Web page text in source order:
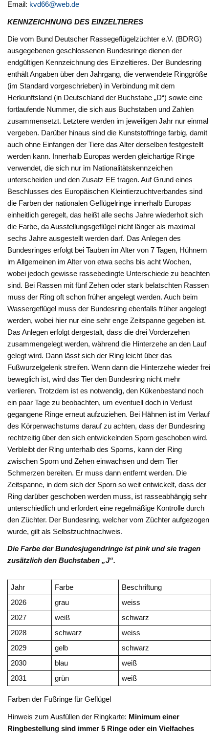
Email: kvd66@web.de
KENNZEICHNUNG DES EINZELTIERES
Die vom Bund Deutscher Rassegeflügelzüchter e.V. (BDRG)
ausgegebenen geschlossenen Bundesringe dienen der
endgültigen Kennzeichnung des Einzeltieres. Der Bundesring
enthält Angaben über den Jahrgang, die verwendete Ringgröße
(im Standard vorgeschrieben) in Verbindung mit dem
Herkunftsland (in Deutschland der Buchstabe „D“) sowie eine
fortlaufende Nummer, die sich aus Buchstaben und Zahlen
zusammensetzt. Letztere werden im jeweiligen Jahr nur einmal
vergeben. Darüber hinaus sind die Kunststoffringe farbig, damit
auch ohne Einfangen der Tiere das Alter derselben festgestellt
werden kann. Innerhalb Europas werden gleichartige Ringe
verwendet, die sich nur im Nationalitätskennzeichen
unterscheiden und den Zusatz EE tragen. Auf Grund eines
Beschlusses des Europäischen Kleintierzuchtverbandes sind
die Farben der nationalen Geflügelringe innerhalb Europas
einheitlich geregelt, das heißt alle sechs Jahre wiederholt sich
die Farbe, da Ausstellungsgeflügel nicht länger als maximal
sechs Jahre ausgestellt werden darf. Das Anlegen des
Bundesringes erfolgt bei Tauben im Alter von 7 Tagen, Hühnern
im Allgemeinen im Alter von etwa sechs bis acht Wochen,
wobei jedoch gewisse rassebedingte Unterschiede zu beachten
sind. Bei Rassen mit fünf Zehen oder stark belatschten Rassen
muss der Ring oft schon früher angelegt werden. Auch beim
Wassergeflügel muss der Bundesring ebenfalls früher angelegt
werden, wobei hier nur eine sehr enge Zeitspanne gegeben ist.
Das Anlegen erfolgt dergestalt, dass die drei Vorderzehen
zusammengelegt werden, während die Hinterzehe an den Lauf
gelegt wird. Dann lässt sich der Ring leicht über das
Fußwurzelgelenk streifen. Wenn dann die Hinterzehe wieder frei
beweglich ist, wird das Tier den Bundesring nicht mehr
verlieren. Trotzdem ist es notwendig, den Kükenbestand noch
ein paar Tage zu beobachten, um eventuell doch in Verlust
gegangene Ringe erneut aufzuziehen. Bei Hähnen ist im Verlauf
des Körperwachstums darauf zu achten, dass der Bundesring
rechtzeitig über den sich entwickelnden Sporn geschoben wird.
Verbleibt der Ring unterhalb des Sporns, kann der Ring
zwischen Sporn und Zehen einwachsen und dem Tier
Schmerzen bereiten. Er muss dann entfernt werden. Die
Zeitspanne, in dem sich der Sporn so weit entwickelt, dass der
Ring darüber geschoben werden muss, ist rasseabhängig sehr
unterschiedlich und erfordert eine regelmäßige Kontrolle durch
den Züchter. Der Bundesring, welcher vom Züchter aufgezogen
wurde, gilt als Selbstzuchtnachweis.
Die Farbe der Bundesjugendringe ist pink und sie tragen
zusätzlich den Buchstaben „J“.
Jahr Farbe
Beschriftung
2026
grau
weiss
2027
weiß
schwarz
2028
schwarz
weiss
2029
gelb
schwarz
2030
blau
weiß
2031
grün weiß
Farben der Fußringe für Geflügel
Hinweis zum Ausfüllen der Ringkarte: Minimum einer
Ringbestellung sind immer 5 Ringe oder ein Vielfaches